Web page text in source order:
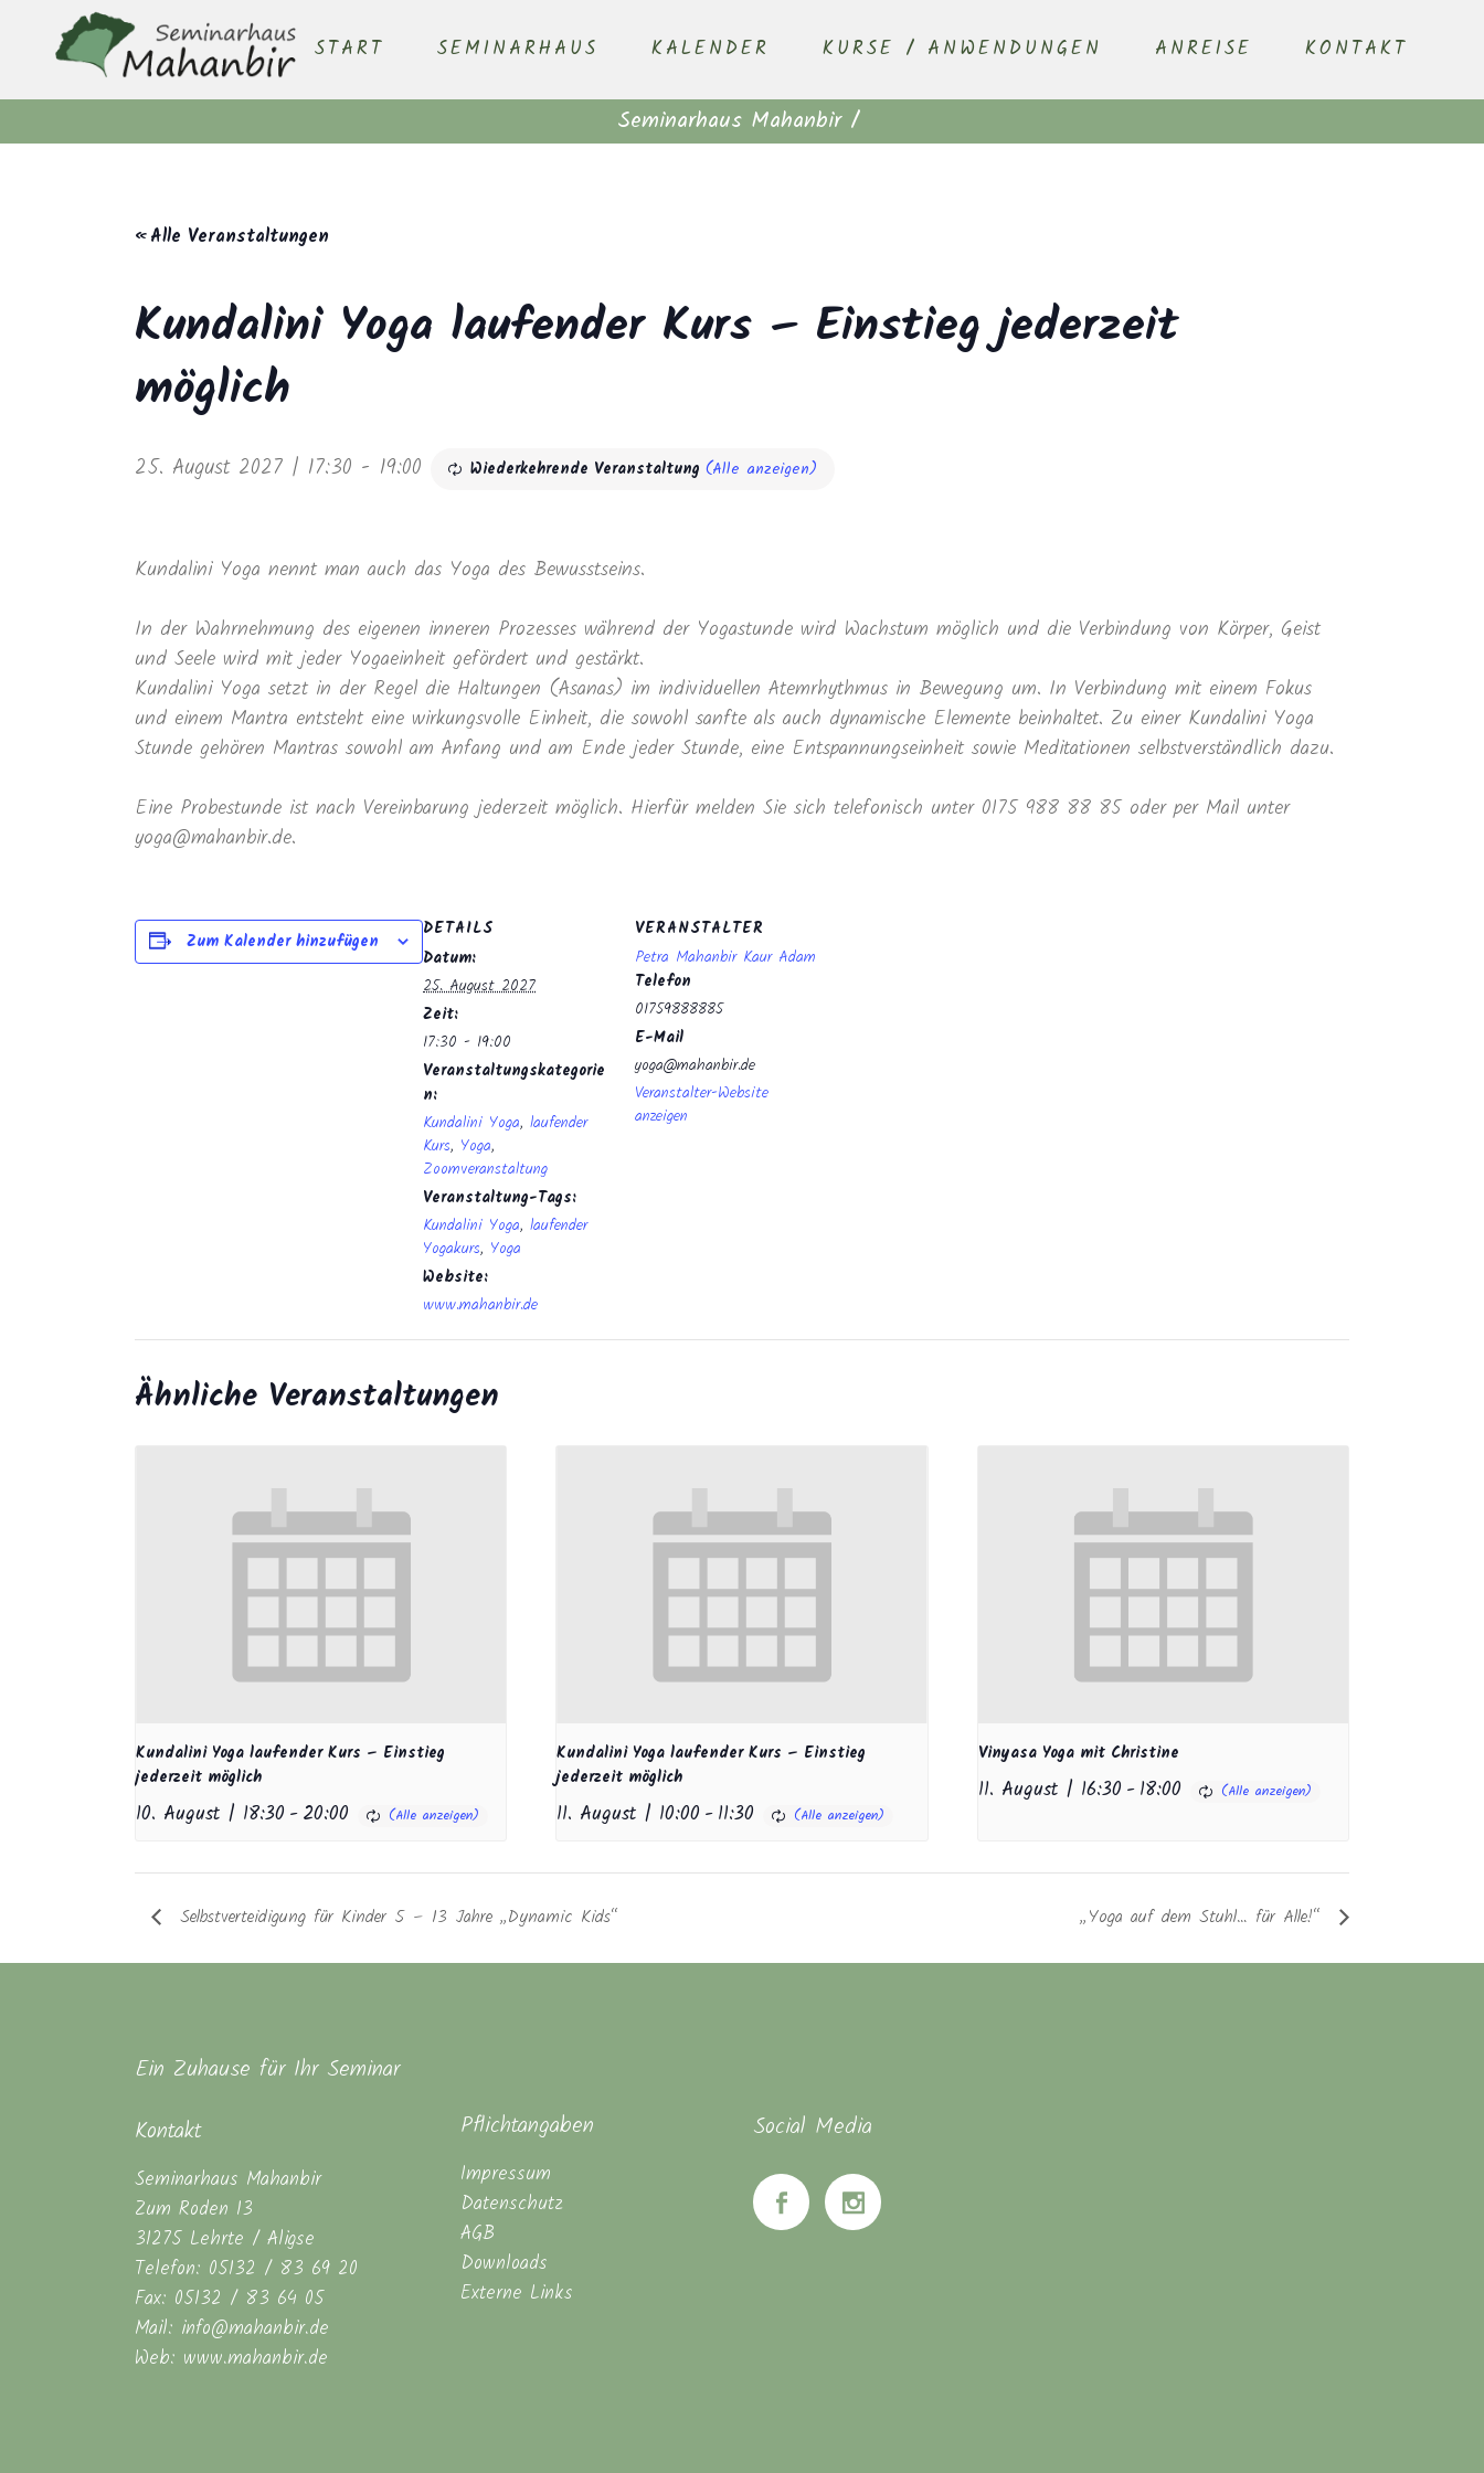
START SEMINARHAUS KALENDER KURSE / ANWENDUNGEN ANREISE KONTAKT
Seminarhaus Mahanbir/
« Alle Veranstaltungen
Kundalini Yoga laufender Kurs – Einstieg jederzeit
möglich
25. August 2027 | 17:30 - 19:00 Wiederkehrende Veranstaltung (Alle anzeigen)
Kundalini Yoga nennt man auch das Yoga des Bewusstseins.
In der Wahrnehmung des eigenen inneren Prozesses während der Yogastunde wird Wachstum möglich und die Verbindung von Körper, Geist
und Seele wird mit jeder Yogaeinheit gefördert und gestärkt.
Kundalini Yoga setzt in der Regel die Haltungen (Asanas) im individuellen Atemrhythmus in Bewegung um. In Verbindung mit einem Fokus
und einem Mantra entsteht eine wirkungsvolle Einheit, die sowohl sanfte als auch dynamische Elemente beinhaltet. Zu einer Kundalini Yoga
Stunde gehören Mantras sowohl am Anfang und am Ende jeder Stunde, eine Entspannungseinheit sowie Meditationen selbstverständlich dazu.
Eine Probestunde ist nach Vereinbarung jederzeit möglich. Hierfür melden Sie sich telefonisch unter 0175 988 88 85 oder per Mail unter
yoga@mahanbir.de.
Zum Kalender hinzufügen
DETAILS
Datum:
25. August 2027
Zeit:
17:30 - 19:00
Veranstaltungskategorie
n:
Kundalini Yoga, laufender
Kurs, Yoga,
Zoomveranstaltung
Veranstaltung-Tags:
Kundalini Yoga, laufender
Yogakurs, Yoga
Website:
www.mahanbir.de
VERANSTALTER
Petra Mahanbir Kaur Adam
Telefon
01759888885
E-Mail
yoga@mahanbir.de
Veranstalter-Website
anzeigen
Ähnliche Veranstaltungen
Kundalini Yoga laufender Kurs – Einstieg
jederzeit möglich
10. August | 18:30 -20:00
Kundalini Yoga laufender Kurs – Einstieg
jederzeit möglich
11. August | 10:00 -11:30
Vinyasa Yoga mit Christine
11. August | 16:30 -18:00
Selbstverteidigung für Kinder 5 – 13 Jahre „Dynamic Kids“ „Yoga auf dem Stuhl… für Alle!“
Ein Zuhause für Ihr Seminar
Kontakt
Seminarhaus Mahanbir
Zum Roden 13
31275 Lehrte / Aligse
Telefon: 05132 / 83 69 20
Fax: 05132 / 83 64 05
Mail: info@mahanbir.de
Web: www.mahanbir.de
Pflichtangaben
Impressum
Datenschutz
AGB
Downloads
Externe Links
Social Media